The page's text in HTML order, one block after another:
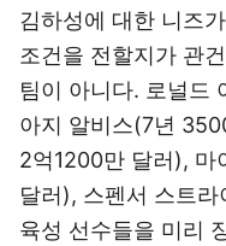
김하성에 대한 니즈
조건을 전할지가 관
팀이 아니다. 로널드
아지 알비스(7년
2억1200만 달러),
달러), 스펜서 스트
육성 선수들을 미리